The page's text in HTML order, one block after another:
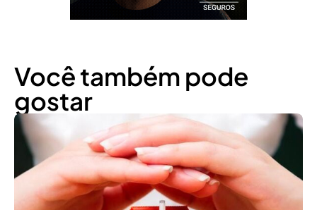
Você também pode
gostar